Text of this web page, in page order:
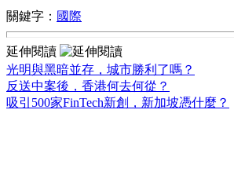
關鍵字： 國際
延伸閱讀
光明與黑暗並存，城市勝利了嗎？
反送中案後，香港何去何從？
吸引500家FinTech新創，新加坡憑什麼？